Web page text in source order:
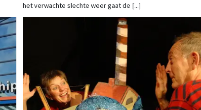
het verwachte slechte weer gaat de [...]